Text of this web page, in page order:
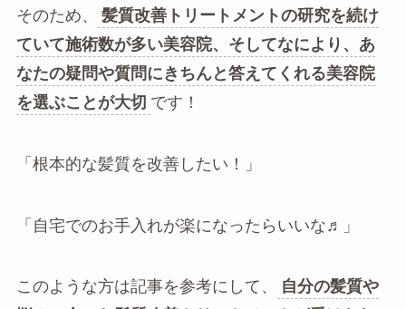
そのため、
髪質改善トリートメントの研究を続け
ていて施術数が多い美容院、そしてなにより、あ
なたの疑問や質問にきちんと答えてくれる美容院
を選ぶことが大切 です！
「根本的な髪質を改善したい！」
「自宅でのお手入れが楽になったらいいな♬」
このような方は記事を参考にして、
自分の髪質や